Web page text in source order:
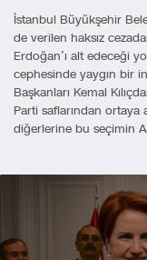
İstanbul Büyükşehir
de verilen haksız
Erdoğan’ı alt edeceği
cephesinde yaygın bir
Başkanları Kemal
Parti saflarından ortaya
diğerlerine bu seçimin